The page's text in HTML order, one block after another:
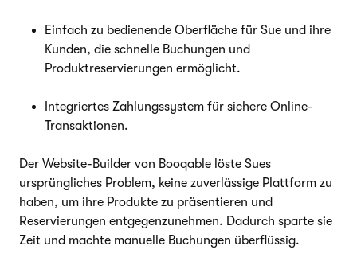
Einfach zu bedienende Oberfläche für Sue und ihre
Kunden, die schnelle Buchungen und
Produktreservierungen ermöglicht.
Integriertes Zahlungssystem für sichere Online-
Transaktionen.
Der Website-Builder von Booqable löste Sues
ursprüngliches Problem, keine zuverlässige Plattform zu
haben, um ihre Produkte zu präsentieren und
Reservierungen entgegenzunehmen. Dadurch sparte sie
Zeit und machte manuelle Buchungen überflüssig.